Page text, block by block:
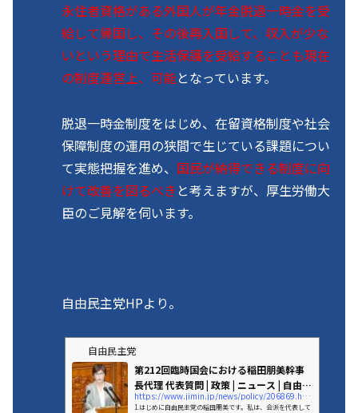
永住者資格がある外国人が年金脱退一時金を受
給して帰国し、その後再入国して、収入が少な
いという理由で生活保護を受給することも現在
の制度運営上、可能となっています。
脱退一時金制度をはじめ、在留資格制度や社会
保障制度の運用の狭間で生じている課題につい
て実態把握を進め、 国民が納得できる制度に向
けて改善を図るべき と考えますが、厚生労働大
臣のご見解を伺います。
自由民主党HPより。
自由民主党
第212回臨時国会における稲田朋美幹事
長代理 代表質問 | 政策 | ニュース | 自由
民...
https://www.jimin.jp/news/policy/206869.html
1.はじめに自由民主党の稲田朋美です。私は、会派を代表して